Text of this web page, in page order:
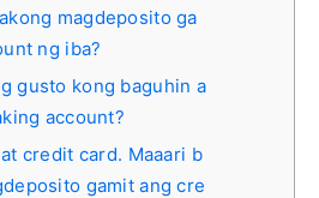
magdeposito ga
ng iba?
gusto kong baguhin a
account?
credit card. Maaari b
gamit ang cre